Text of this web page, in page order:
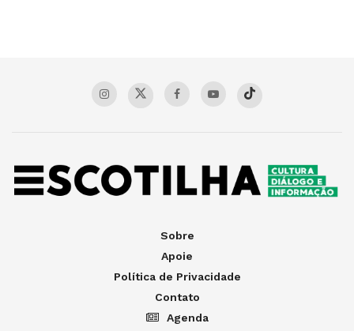
Sobre
Apoie
Política de Privacidade
Contato
Agenda